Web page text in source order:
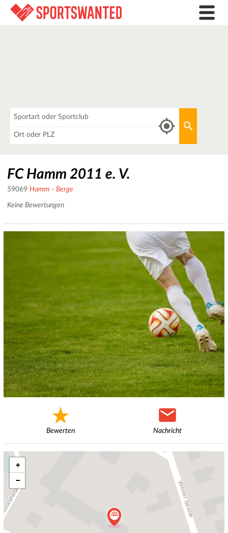
FC Hamm 2011 e. V.
59069 Hamm - Berge
Keine Bewertungen
Bewerten Nachricht
+
−